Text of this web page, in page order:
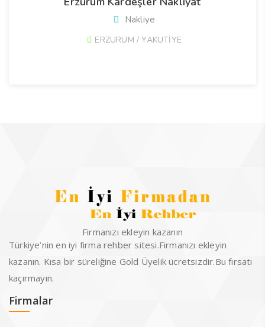
Nakliye
ERZURUM / YAKUTİYE
Firmanızı ekleyin kazanın
Türkiye’nin en iyi firma rehber sitesi.Firmanızı ekleyin
kazanın. Kısa bir süreliğine Gold Üyelik ücretsizdir.Bu fırsatı
kaçırmayın.
Firmalar